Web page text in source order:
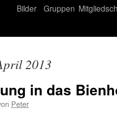
Bilder Gruppen
2013
in das
Peter